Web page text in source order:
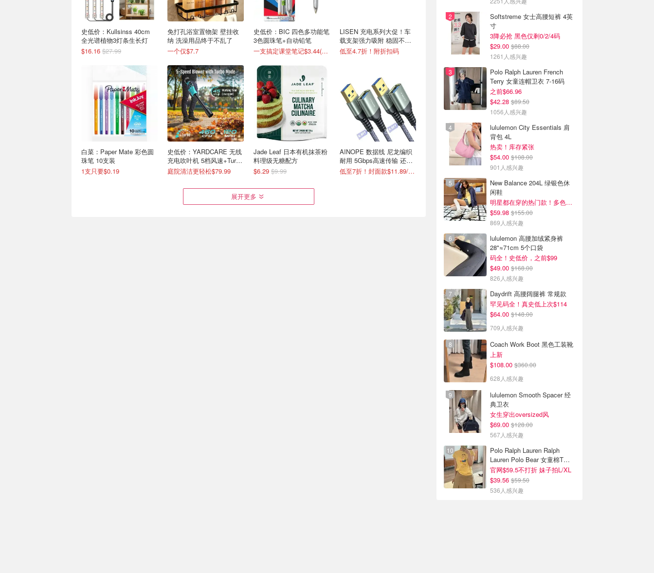
史低价：Kullsinss 40cm
全光谱植物3灯条生长灯
$16.16 $27.99
白菜：Paper Mate 彩色圆
珠笔 10支装
1支只要$0.19
免打孔浴室置物架 壁挂收
纳 洗澡用品终于不乱了
一个仅$7.7
史低价：YARDCARE 无线
充电吹叶机 5档风速+Turbo
模式
庭院清洁更轻松$79.99
史低价：BIC 四色多功能笔
3色圆珠笔+自动铅笔
一支搞定课堂笔记$3.44(原$6.9)
Jade Leaf 日本有机抹茶粉
料理级无糖配方
$6.29 $9.99
LISEN 充电系列大促！车
载支架强力吸附 稳固不掉
落
低至4.7折！附折扣码
AINOPE 数据线 尼龙编织
耐用 5Gbps高速传输 还有
加长款可选
低至7折！封面款$11.89/2条
展开更多
Softstreme 女士高腰短裤 4英
寸
3降必抢 黑色仅剩0/2/4码
$29.00 $88.00
1261人感兴趣
Polo Ralph Lauren French
Terry 女童连帽卫衣 7-16码
之前$66.96
$42.28 $89.50
1056人感兴趣
lululemon City Essentials 肩
背包 4L
热卖！库存紧张
$54.00 $108.00
901人感兴趣
New Balance 204L 绿银色休
闲鞋
明星都在穿的热门款！多色可选 3.8折
$59.98 $155.00
869人感兴趣
lululemon 高腰加绒紧身裤
28"≈71cm 5个口袋
码全！史低价，之前$99
$49.00 $168.00
826人感兴趣
Daydrift 高腰阔腿裤 常规款
罕见码全！真史低上次$114
$64.00 $148.00
709人感兴趣
Coach Work Boot 黑色工装靴
上新
$108.00 $360.00
628人感兴趣
lululemon Smooth Spacer 经
典卫衣
女生穿出oversized风
$69.00 $128.00
567人感兴趣
Polo Ralph Lauren Ralph
Lauren Polo Bear 女童棉T恤
染色 1件
官网$59.5不打折 妹子拍L/XL
$39.56 $59.50
536人感兴趣